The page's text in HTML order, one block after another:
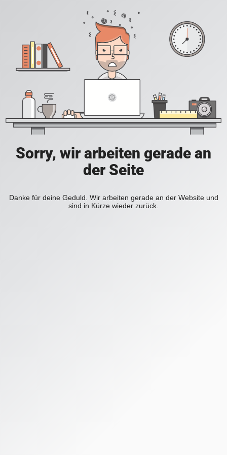
Sorry, wir arbeiten gerade an
der Seite
Danke für deine Geduld. Wir arbeiten gerade an der Website und
sind in Kürze wieder zurück.